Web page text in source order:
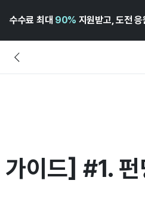
수수료 최대 90% 지원받고, 도전 응
이드] #1.